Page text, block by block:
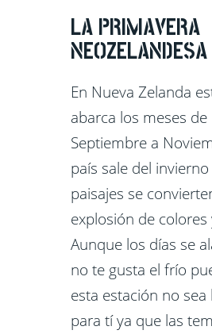
LA PRIMAVERA
NEOZELANDESA
En Nueva Zelanda
abarca los meses de
Septiembre a
país sale del
paisajes se
explosión de colores
Aunque los días se
no te gusta el frío
esta estación no sea
para tí ya que las